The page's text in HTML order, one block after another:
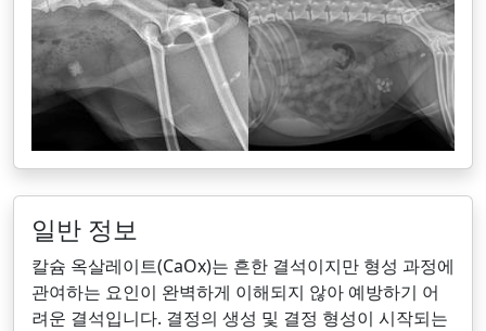
일반 정보
칼슘 옥살레이트(CaOx)는 흔한 결석이지만 형성 과정에
관여하는 요인이 완벽하게 이해되지 않아 예방하기 어
려운 결석입니다. 결정의 생성 및 결정 형성이 시작되는